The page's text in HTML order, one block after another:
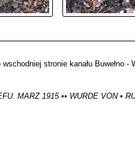
stronie kanału Buwełno
MARZ 1915 •• WURDE VON •